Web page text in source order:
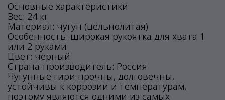
Основные характеристики
Вес: 24 кг
Материал: чугун (цельнолитая)
Особенность: широкая рукоятка для хвата 1
или 2 руками
Цвет: черный
Страна-производитель: Россия
Чугунные гири прочны, долговечны,
устойчивы к коррозии и температурам,
поэтому являются одними из самых